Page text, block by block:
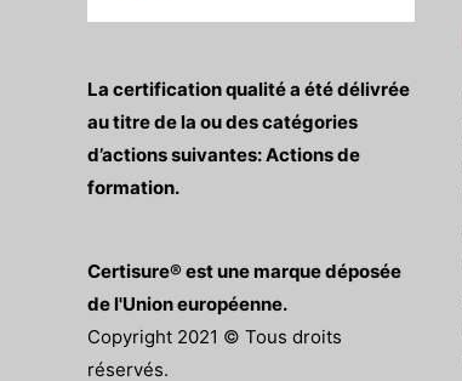
La certification qualité a été délivrée
au titre de la ou des catégories
d’actions suivantes: Actions de
formation.
Certisure® est une marque déposée
de l'Union européenne.
Copyright 2021 © Tous droits
réservés.